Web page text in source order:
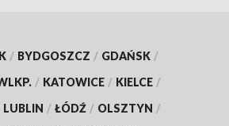
/ BYDGOSZCZ / GDAŃSK /
/ KATOWICE / KIELCE /
LUBLIN / ŁÓDŹ / OLSZTYN /